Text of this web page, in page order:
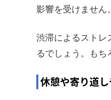
影響を受けません。
渋滞によるストレ
るでしょう。もち
休憩や寄り道